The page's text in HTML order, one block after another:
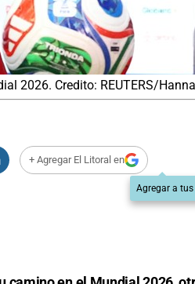
2026. Credito: REUTERS/
+ Agregar El Litoral en
Agregar a